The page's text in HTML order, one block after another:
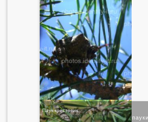
Паук-крестовик
пауки